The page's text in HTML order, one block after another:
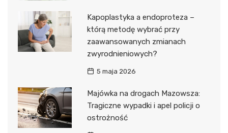
Kapoplastyka a endoproteza –
którą metodę wybrać przy
zaawansowanych zmianach
zwyrodnieniowych?
5 maja 2026
Majówka na drogach Mazowsza:
Tragiczne wypadki i apel policji o
ostrożność